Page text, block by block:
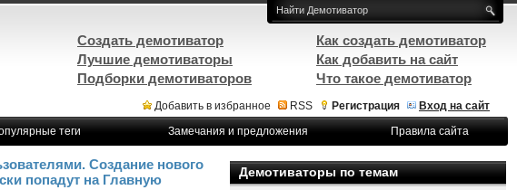
Добавить в избранное RSS Регистрация
Вход на сайт
теги Замечания и предложения Правила сайта
Создание нового
попадут на Главную
Демотиваторы по темам
Создать демотиватор
Лучшие демотиваторы
Подборки демотиваторов
Как создать демотиватор
Как добавить на сайт
Что такое демотиватор